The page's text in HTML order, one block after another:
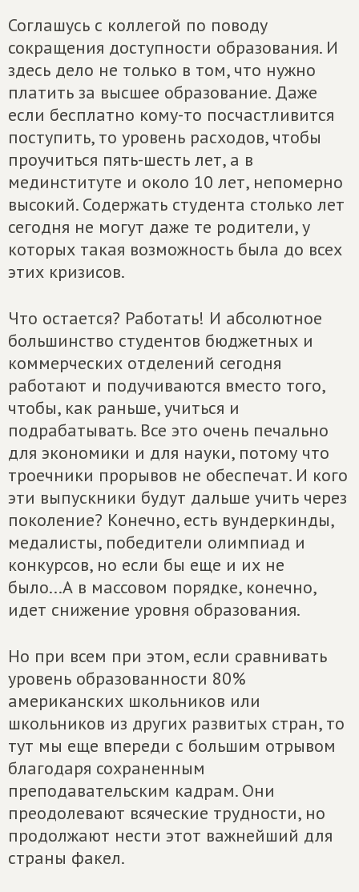
Соглашусь с коллегой по поводу
сокращения доступности образования. И
здесь дело не только в том, что нужно
платить за высшее образование. Даже
если бесплатно кому-то посчастливится
поступить, то уровень расходов, чтобы
проучиться пять-шесть лет, а в
мединституте и около 10 лет, непомерно
высокий. Содержать студента столько лет
сегодня не могут даже те родители, у
которых такая возможность была до всех
этих кризисов.
Что остается? Работать! И абсолютное
большинство студентов бюджетных и
коммерческих отделений сегодня
работают и подучиваются вместо того,
чтобы, как раньше, учиться и
подрабатывать. Все это очень печально
для экономики и для науки, потому что
троечники прорывов не обеспечат. И кого
эти выпускники будут дальше учить через
поколение? Конечно, есть вундеркинды,
медалисты, победители олимпиад и
конкурсов, но если бы еще и их не
было...А в массовом порядке, конечно,
идет снижение уровня образования.
Но при всем при этом, если сравнивать
уровень образованности 80%
американских школьников или
школьников из других развитых стран, то
тут мы еще впереди с большим отрывом
благодаря сохраненным
преподавательским кадрам. Они
преодолевают всяческие трудности, но
продолжают нести этот важнейший для
страны факел.